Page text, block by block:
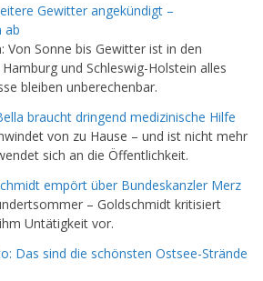
Gewitter angekündigt –
ab
Sonne bis Gewitter ist in den
und Schleswig-Holstein alles
bleiben unberechenbar.
braucht dringend medizinische Hilfe
von zu Hause – und ist nicht mehr
sich an die Öffentlichkeit.
empört über Bundeskanzler Merz
– Goldschmidt kritisiert
Untätigkeit vor.
Das sind die schönsten Ostsee-Strände